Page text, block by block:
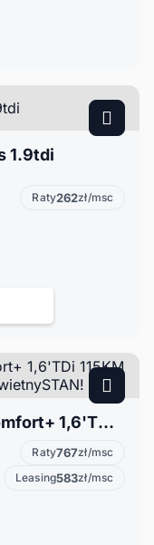
1.9tdi
Raty262zł/msc
Volkswagen Touran III 1.6 Comfort+ 1,6'TDi 115KM 7osób Bog.Wypos 1właść(60lat) ŚwietnySTAN!
Raty767zł/msc
Leasing583zł/msc